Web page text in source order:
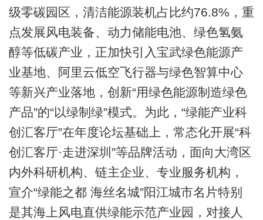
级零碳园区，清洁能源装机占比约76.8%，重
点发展风电装备、动力储能电池、绿色氢氨
醇等低碳产业，正加快引入宝武绿色能源产
业基地、阿里云低空飞行器与绿色智算中心
等新兴产业落地，创新“用绿色能源制造绿色
产品”的“以绿制绿”模式。为此，“绿能产业科
创汇客厅”在年度论坛基础上，常态化开展“科
创汇客厅·走进深圳”等品牌活动，面向大湾区
内外科研机构、链主企业、专业服务机构，
宣介“绿能之都 海丝名城”阳江城市名片特别
是其海上风电直供绿能示范产业园，对接人